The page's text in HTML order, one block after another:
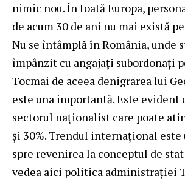
nimic nou. În toată Europa,
de acum 30 de ani nu mai există
Nu se întâmplă în România, unde
împânzit cu angajați subordonați
Tocmai de aceea denigrarea lui
este una importantă. Este evident
sectorul naționalist care poate
și 30%. Trendul internațional
spre revenirea la conceptul de
vedea aici politica administrației